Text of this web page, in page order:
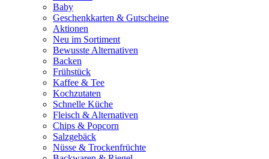
Baby
Geschenkkarten & Gutscheine
Aktionen
Neu im Sortiment
Bewusste Alternativen
Backen
Frühstück
Kaffee & Tee
Kochzutaten
Schnelle Küche
Fleisch & Alternativen
Chips & Popcorn
Salzgebäck
Nüsse & Trockenfrüchte